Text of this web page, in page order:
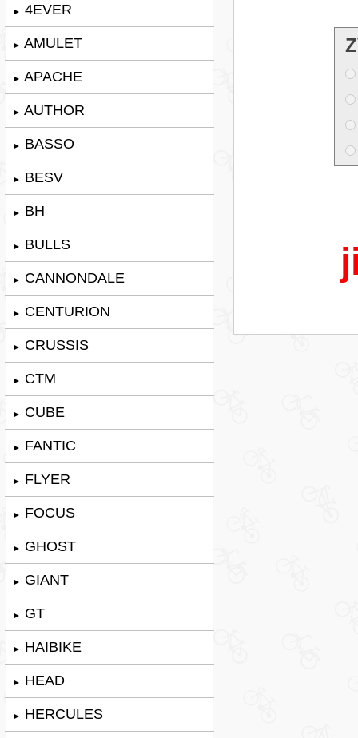
► 4EVER
► AMULET
► APACHE
► AUTHOR
► BASSO
► BESV
► BH
► BULLS
► CANNONDALE
► CENTURION
► CRUSSIS
► CTM
► CUBE
► FANTIC
► FLYER
► FOCUS
► GHOST
► GIANT
► GT
► HAIBIKE
► HEAD
► HERCULES